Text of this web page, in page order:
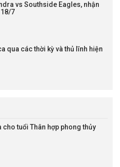
vs Southside Eagles, nhận
7
qua các thời kỳ và thủ lĩnh hiện
cho tuổi Thân hợp phong thủy